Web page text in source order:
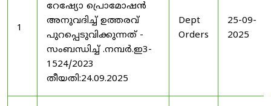
1
റേഷ്യോ പ്രൊമോഷൻ
അനുവദിച്ച് ഉത്തരവ്
പുറപ്പെടുവിക്കുന്നത് -
സംബന്ധിച്ച് .നമ്പർ.ഇ3-
1524/2023
തീയതി:24.09.2025
Dept
Orders
25-09-
2025